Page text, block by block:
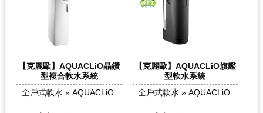
【克麗歐】AQUACLiO晶鑽
型複合軟水系統
全戶式軟水 » AQUACLiO
【克麗歐】AQUACLiO旗艦
型軟水系統
全戶式軟水 » AQUACLiO